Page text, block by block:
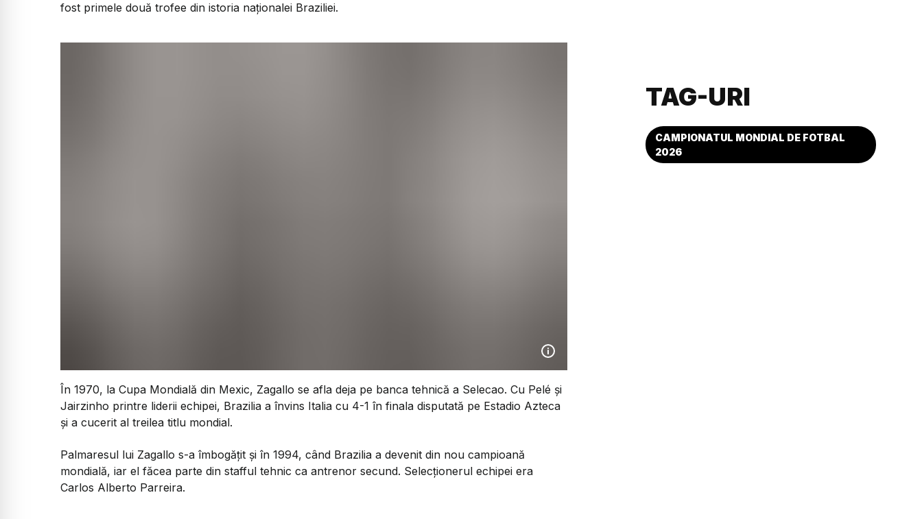
fost primele două trofee din istoria naționalei Braziliei.
În 1970, la Cupa Mondială din Mexic, Zagallo se afla deja pe banca tehnică a Selecao. Cu Pelé și
Jairzinho printre liderii echipei, Brazilia a învins Italia cu 4-1 în finala disputată pe Estadio Azteca
și a cucerit al treilea titlu mondial.
Palmaresul lui Zagallo s-a îmbogățit și în 1994, când Brazilia a devenit din nou campioană
mondială, iar el făcea parte din stafful tehnic ca antrenor secund. Selecționerul echipei era
Carlos Alberto Parreira.
TAG-URI
CAMPIONATUL MONDIAL DE FOTBAL
2026